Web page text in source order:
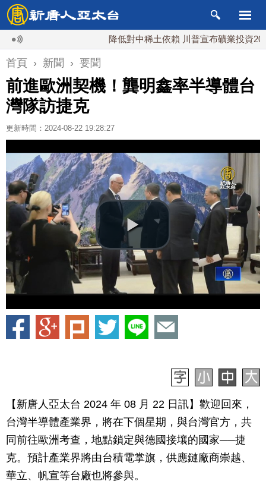
降低對中稀土依賴 川普宣布礦業投資20億美元
首頁 › 新聞 › 要聞
前進歐洲契機！龔明鑫率半導體台
灣隊訪捷克
更新時間：2024-08-22 19:28:27
【新唐人亞太台 2024 年 08 月 22 日訊】歡迎回來，
台灣半導體產業界，將在下個星期，與台灣官方，共
同前往歐洲考查，地點鎖定與德國接壤的國家──捷
克。預計產業界將由台積電掌旗，供應鏈廠商崇越、
華立、帆宣等台廠也將參與。